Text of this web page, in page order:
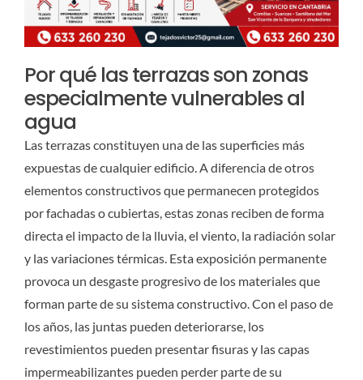
Por qué las terrazas son zonas
especialmente vulnerables al
agua
Las terrazas constituyen una de las superficies más
expuestas de cualquier edificio. A diferencia de otros
elementos constructivos que permanecen protegidos
por fachadas o cubiertas, estas zonas reciben de forma
directa el impacto de la lluvia, el viento, la radiación solar
y las variaciones térmicas. Esta exposición permanente
provoca un desgaste progresivo de los materiales que
forman parte de su sistema constructivo. Con el paso de
los años, las juntas pueden deteriorarse, los
revestimientos pueden presentar fisuras y las capas
impermeabilizantes pueden perder parte de su